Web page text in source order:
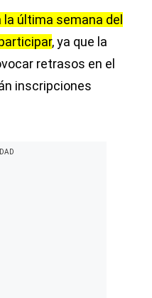
última semana del
, ya que la
retrasos en el
inscripciones